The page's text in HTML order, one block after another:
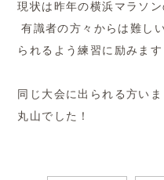
現状は昨年の横浜マラソ
有識者の方々からは難し
られるよう練習に励みます
同じ大会に出られる方い
丸山でした！